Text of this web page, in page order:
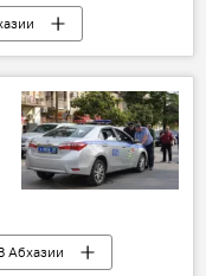
Абхазии